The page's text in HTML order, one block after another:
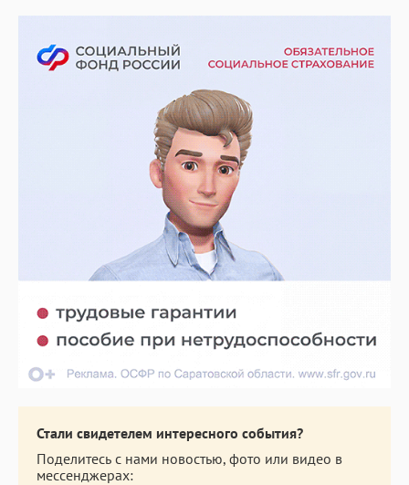
Стали свидетелем интересного события?
Поделитесь с нами новостью, фото или видео в
мессенджерах: